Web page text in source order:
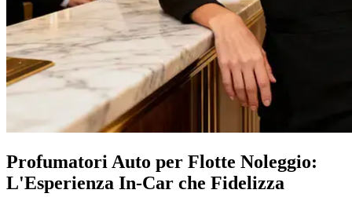
Profumatori Auto per Flotte Noleggio:
L'Esperienza In-Car che Fidelizza